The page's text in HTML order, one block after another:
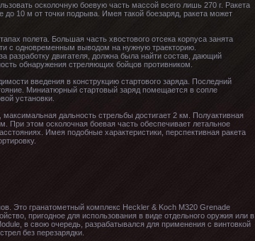
осколочную боевую часть массой всего лишь 270 г. Ракета
10 м от точки подрыва. Имея такой боезаряд, ракета может
полета. Большая часть хвостового отсека корпуса занята
с одновременным выводом на нужную траекторию.
разработку двигателя, должна была найти состав, дающий
обнаружения стреляющих бойцов противником.
введения в конструкцию стартового заряда. Последний
Миниатюрный стартовый заряд помещается в сопле
установки.
дальность стрельбы достигает 2 км. Полуактивная
При этом осколочная боевая часть обеспечивает летальное
Имея подобные характеристики, перспективная ракета
Это гранатометный комплекс Heckler & Koch M320 Grenade
пригодное для использования в виде отдельного оружия или в
в свою очередь, разрабатывался для применения с винтовкой
без перезарядки.